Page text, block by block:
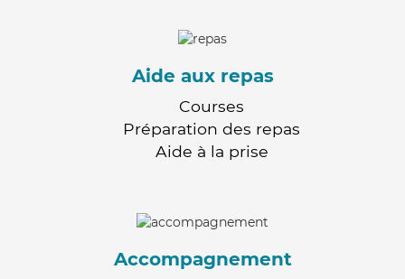
Aide aux repas
Courses
Préparation des repas
Aide à la prise
Accompagnement